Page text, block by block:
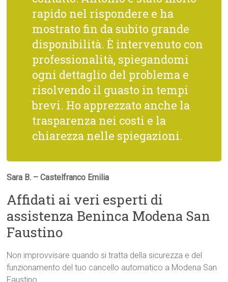
rapido nel rispondere e ha
mostrato fin da subito grande
disponibilità. È intervenuto con
professionalità, spiegandomi
ogni dettaglio del problema e
risolvendo il guasto in tempi
brevi. Ho apprezzato anche la
trasparenza nei costi e la
chiarezza nelle spiegazioni.
Sara B. – Castelfranco Emilia
Affidati ai veri esperti di
assistenza Beninca Modena San
Faustino
Non improvvisare quando si tratta della sicurezza e del
funzionamento del tuo cancello automatico a Modena San
Faustino.